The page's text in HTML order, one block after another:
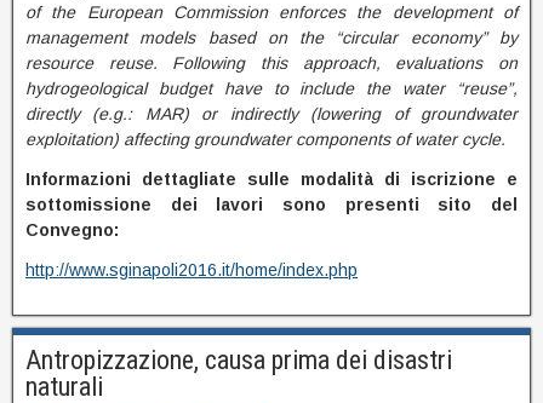
of the European Commission enforces the development of
management models based on the “circular economy” by
resource reuse. Following this approach, evaluations on
hydrogeological budget have to include the water “reuse”,
directly (e.g.: MAR) or indirectly (lowering of groundwater
exploitation) affecting groundwater components of water cycle.
Informazioni dettagliate sulle modalità di iscrizione e
sottomissione dei lavori sono presenti sito del
Convegno:
http://www.sginapoli2016.it/home/index.php
Antropizzazione, causa prima dei disastri
naturali